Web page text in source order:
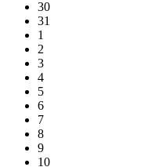
30
31
1
2
3
4
5
6
7
8
9
10